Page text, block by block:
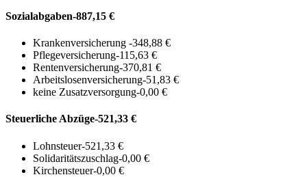
Sozialabgaben-887,15 €
Krankenversicherung -348,88 €
Pflegeversicherung-115,63 €
Rentenversicherung-370,81 €
Arbeitslosenversicherung-51,83 €
keine Zusatzversorgung-0,00 €
Steuerliche Abzüge-521,33 €
Lohnsteuer-521,33 €
Solidaritätszuschlag-0,00 €
Kirchensteuer-0,00 €